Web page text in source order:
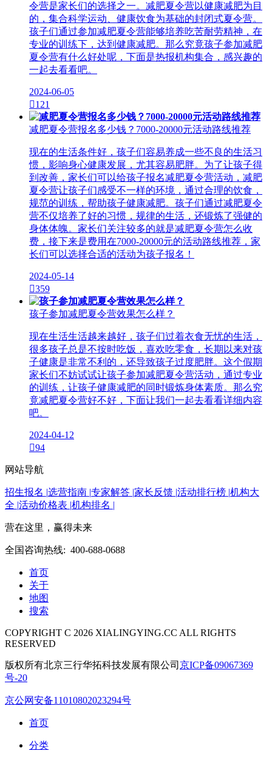
令营是家长们的选择之一。减肥夏令营以健康减肥为目
的，集合科学运动、健康饮食为基础的封闭式夏令营。
孩子们通过参加减肥夏令营能够培养吃苦耐劳精神，在
专业的训练下，达到健康减肥。那么究竟孩子参加减肥
夏令营有什么好处呢，下面是热报机构集合，感兴趣的
一起去看看吧。
2024-06-05
121
减肥夏令营报名多少钱？7000-20000元活动路线推荐
现在的生活条件好，孩子们容易养成一些不良的生活习
惯，影响身心健康发展，尤其容易肥胖。为了让孩子得
到改善，家长们可以给孩子报名减肥夏令营活动，减肥
夏令营让孩子们感受不一样的环境，通过合理的饮食，
规范的训练，帮助孩子健康减肥。孩子们通过减肥夏令
营不仅培养了好的习惯，规律的生活，还锻炼了强健的
身体体魄。家长们关注较多的就是减肥夏令营怎么收
费，接下来是费用在7000-20000元的活动路线推荐，家
长们可以选择合适的活动为孩子报名！
2024-05-14
359
孩子参加减肥夏令营效果怎么样？
现在生活生活越来越好，孩子们过着衣食无忧的生活，
很多孩子总是不按时吃饭，喜欢吃零食，长期以来对孩
子健康是非常不利的，还导致孩子过度肥胖。这个假期
家长们不妨试试让孩子参加减肥夏令营活动，通过专业
的训练，让孩子健康减肥的同时锻炼身体素质。那么究
竟减肥夏令营好不好，下面让我们一起去看看详细内容
吧。
2024-04-12
94
网站导航
招生报名 |选营指南 |专家解答 |家长反馈 |活动排行榜 |机构大
全 |活动价格表 |机构排名 |
营在这里，赢得未来
全国咨询热线: 400-688-0688
首页
关于
地图
搜索
COPYRIGHT C 2026 XIALINGYING.CC ALL RIGHTS
RESERVED
版权所有北京三行华拓科技发展有限公司 京ICP备09067369
号-20
京公网安备11010802023294号
首页
分类